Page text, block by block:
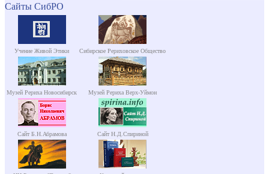
Сайты СибРО
Учение Живой Этики Сибирское Рериховское Общество
Музей Рериха Новосибирск Музей Рериха Верх-Уймон
Сайт Б.Н.Абрамова Сайт Н.Д.Спириной